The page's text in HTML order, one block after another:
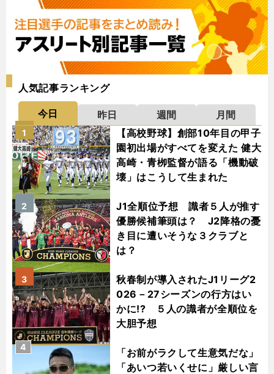
人気記事ランキング
今日 昨日 週間
月間
【高校野球】創部10年目の甲子
園初出場がすべてを変えた 健大
高崎・青栁監督が語る「機動破
壊」はこうして生まれた
1
J1全順位予想 識者５人が推す
優勝候補筆頭は？ J2降格の憂
き目に遭いそうな３クラブと
は？
2
秋春制が導入されたJ1リーグ2
026－27シーズンの行方はい
かに!? ５人の識者が全順位を
大胆予想
3
「お前がラクして生意気だな」
「あいつ若いくせに」厳しい言
4